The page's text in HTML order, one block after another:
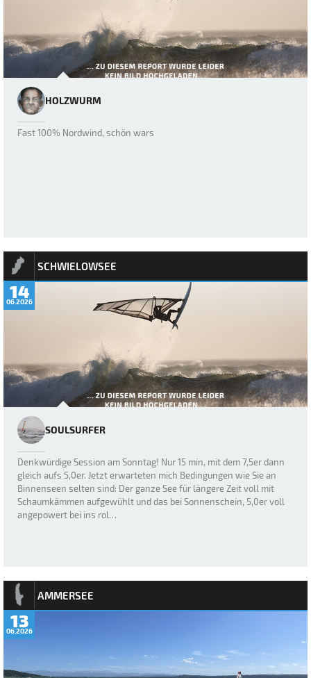
HOLZWURM
Fast 100% Nordwind, schön wars
SCHWIELOWSEE
14
06.2026
SOULSURFER
Denkwürdige Session am Sonntag! Nur 15 min, mit dem 7,5er dann
gleich aufs 5,0er. Jetzt erwarteten mich Bedingungen wie Sie an
Binnenseen selten sind: Der ganze See für längere Zeit voll mit
Schaumkämmen aufgewühlt und das bei Sonnenschein, 5,0er voll
angepowert bei ins rol…
AMMERSEE
13
06.2026